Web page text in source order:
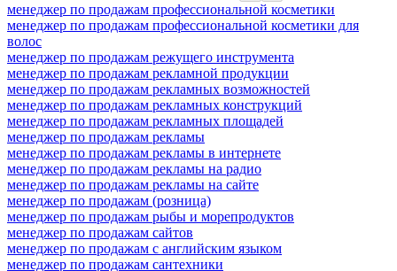
менеджер по продажам профессиональной косметики
менеджер по продажам профессиональной косметики для
волос
менеджер по продажам режущего инструмента
менеджер по продажам рекламной продукции
менеджер по продажам рекламных возможностей
менеджер по продажам рекламных конструкций
менеджер по продажам рекламных площадей
менеджер по продажам рекламы
менеджер по продажам рекламы в интернете
менеджер по продажам рекламы на радио
менеджер по продажам рекламы на сайте
менеджер по продажам (розница)
менеджер по продажам рыбы и морепродуктов
менеджер по продажам сайтов
менеджер по продажам с английским языком
менеджер по продажам сантехники